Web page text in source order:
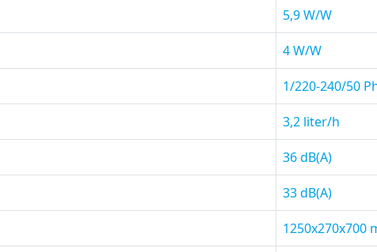
5,9 W/W
4 W/W
1/220-240/50
3,2 liter/h
36 dB(A)
33 dB(A)
1250x270x700